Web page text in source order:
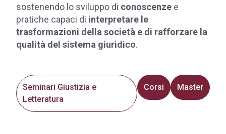
sostenendo lo sviluppo di conoscenze e
pratiche capaci di interpretare le
trasformazioni della società e di rafforzare la
qualità del sistema giuridico.
Seminari Giustizia e
Letteratura
Corsi Master